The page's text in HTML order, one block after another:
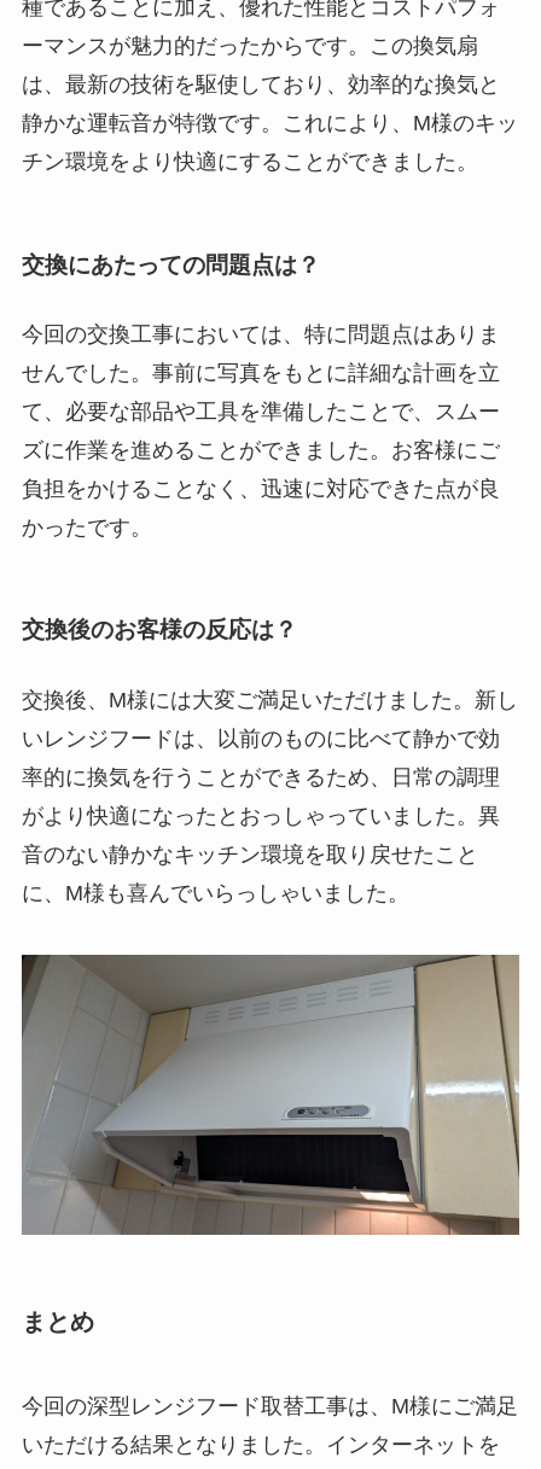
種であることに加え、優れた性能とコストパフォ
ーマンスが魅力的だったからです。この換気扇
は、最新の技術を駆使しており、効率的な換気と
静かな運転音が特徴です。これにより、M様のキッ
チン環境をより快適にすることができました。
交換にあたっての問題点は？
今回の交換工事においては、特に問題点はありま
せんでした。事前に写真をもとに詳細な計画を立
て、必要な部品や工具を準備したことで、スムー
ズに作業を進めることができました。お客様にご
負担をかけることなく、迅速に対応できた点が良
かったです。
交換後のお客様の反応は？
交換後、M様には大変ご満足いただけました。新し
いレンジフードは、以前のものに比べて静かで効
率的に換気を行うことができるため、日常の調理
がより快適になったとおっしゃっていました。異
音のない静かなキッチン環境を取り戻せたこと
に、M様も喜んでいらっしゃいました。
まとめ
今回の深型レンジフード取替工事は、M様にご満足
いただける結果となりました。インターネットを